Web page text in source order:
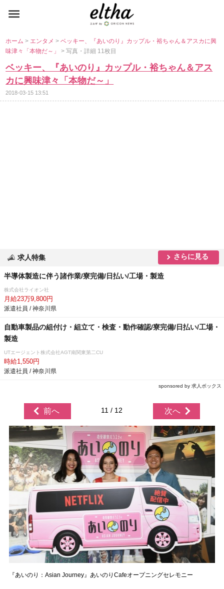
ホーム> エンタメ>ベッキー、『あいのり』カップル・裕ちゃん＆アスカに興
味津々「本物だ～」> 写真・詳細 11枚目
ベッキー、『あいのり』カップル・裕ちゃん＆アス
カに興味津々「本物だ～」
2018-03-15 13:51
求人特集 さらに見る
半導体製造に伴う諸作業/寮完備/日払い/工場・製造
株式会社ライオン社
月給23万9,800円
派遣社員 / 神奈川県
自動車製品の組付け・組立て・検査・動作確認/寮完備/日払い/工場・
製造
UTエージェント株式会社AGT南関東第二CU
時給1,550円
派遣社員 / 神奈川県
sponsored by 求人ボックス
前へ 11 / 12 次へ
『あいのり：Asian Journey』あいのりCafeオープニングセレモニー